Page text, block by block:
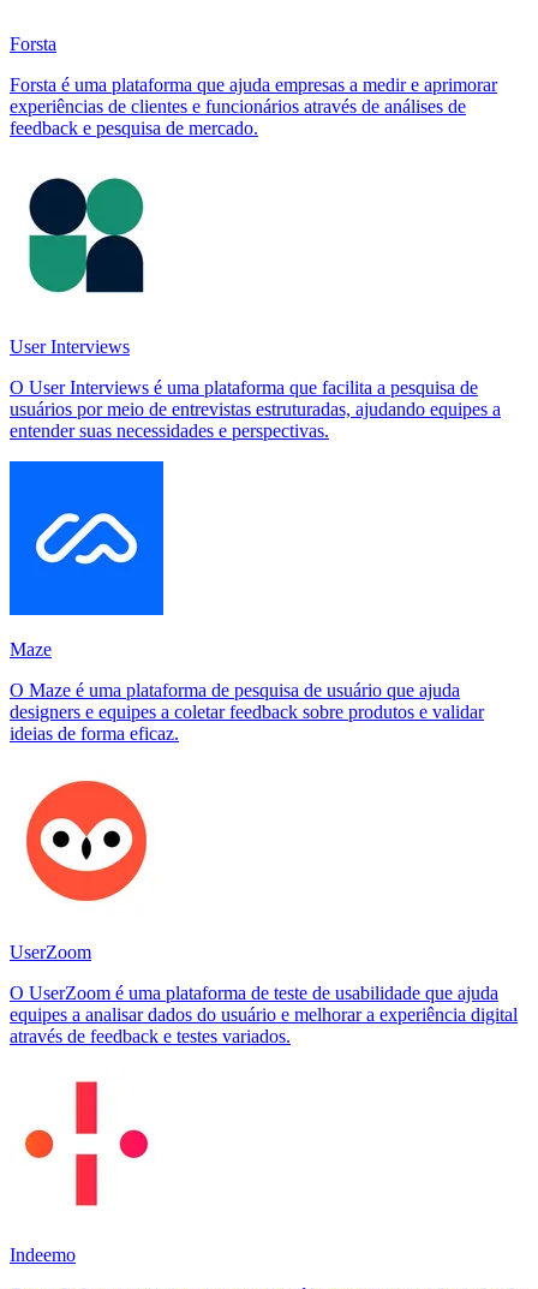
Forsta
Forsta é uma plataforma que ajuda empresas a medir e aprimorar
experiências de clientes e funcionários através de análises de
feedback e pesquisa de mercado.
User Interviews
O User Interviews é uma plataforma que facilita a pesquisa de
usuários por meio de entrevistas estruturadas, ajudando equipes a
entender suas necessidades e perspectivas.
Maze
O Maze é uma plataforma de pesquisa de usuário que ajuda
designers e equipes a coletar feedback sobre produtos e validar
ideias de forma eficaz.
UserZoom
O UserZoom é uma plataforma de teste de usabilidade que ajuda
equipes a analisar dados do usuário e melhorar a experiência digital
através de feedback e testes variados.
Indeemo